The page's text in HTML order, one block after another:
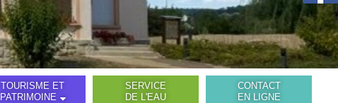
TOURISME ET
PATRIMOINE
SERVICE
DE L'EAU
CONTACT
EN LIGNE